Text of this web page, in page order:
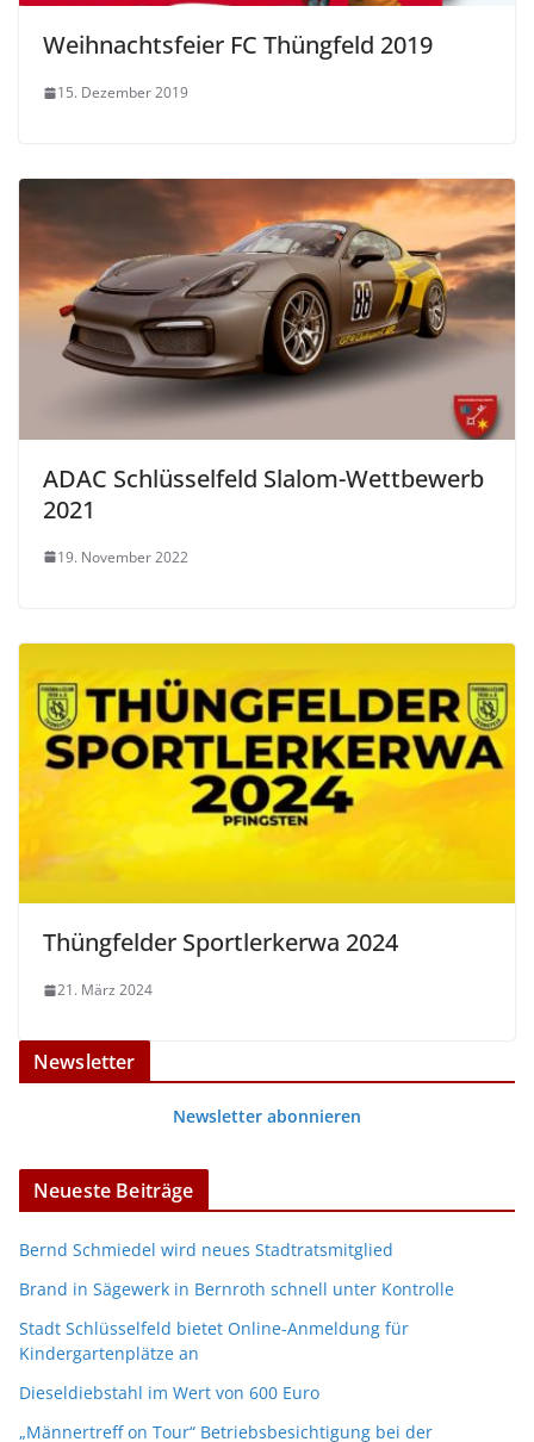
Weihnachtsfeier FC Thüngfeld 2019
15. Dezember 2019
ADAC Schlüsselfeld Slalom-Wettbewerb
2021
19. November 2022
Thüngfelder Sportlerkerwa 2024
21. März 2024
Newsletter
Newsletter abonnieren
Neueste Beiträge
Bernd Schmiedel wird neues Stadtratsmitglied
Brand in Sägewerk in Bernroth schnell unter Kontrolle
Stadt Schlüsselfeld bietet Online-Anmeldung für
Kindergartenplätze an
Dieseldiebstahl im Wert von 600 Euro
„Männertreff on Tour“ Betriebsbesichtigung bei der